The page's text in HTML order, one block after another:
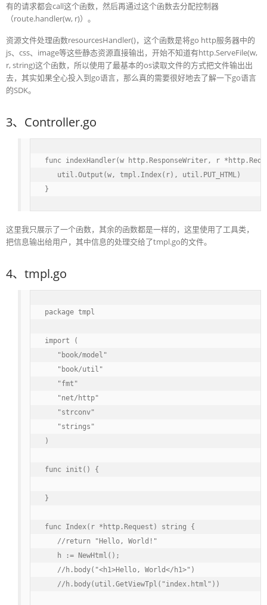
有的请求都会call这个函数，然后再通过这个函数去分配控制器
（route.handler(w, r)）。
资源文件处理函数resourcesHandler()，这个函数是将go http服务器中的
js、css、image等这些静态资源直接输出，开始不知道有http.ServeFile(w,
r, string)这个函数，所以使用了最基本的os读取文件的方式把文件输出出
去，其实如果全心投入到go语言，那么真的需要很好地去了解一下go语言
的SDK。
3、Controller.go
func indexHandler(w http.ResponseWriter, r
   util.Output(w, tmpl.Index(r), util.PUT_HTML)
}
这里我只展示了一个函数，其余的函数都是一样的，这里使用了工具类，
把信息输出给用户，其中信息的处理交给了tmpl.go的文件。
4、tmpl.go
package tmpl
import (
   "book/model"
   "book/util"
   "fmt"
   "net/http"
   "strconv"
   "strings"
)
func init() {
}
func Index(r *http.Request) string {
   //return "Hello, World!"
   h := NewHtml();
   //h.body("<h1>Hello, World</h1>")
   //h.body(util.GetViewTpl("index.html"))